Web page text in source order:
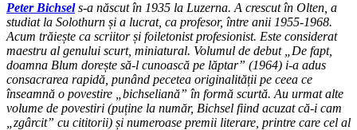
Peter Bichsel s-a născut în 1935 la Luzerna. A crescut în Olten, a
studiat la Solothurn și a lucrat, ca profesor, între anii 1955-1968.
Acum trăiește ca scriitor și foiletonist profesionist. Este considerat
maestru al genului scurt, miniatural. Volumul de debut „De fapt,
doamna Blum dorește să-l cunoască pe lăptar” (1964) i-a adus
consacrarea rapidă, punând pecetea originalității pe ceea ce
înseamnă o povestire „bichseliană” în formă scurtă. Au urmat alte
volume de povestiri (puține la număr, Bichsel fiind acuzat că-i cam
„zgârcit” cu cititorii) și numeroase premii literare, printre care cel al